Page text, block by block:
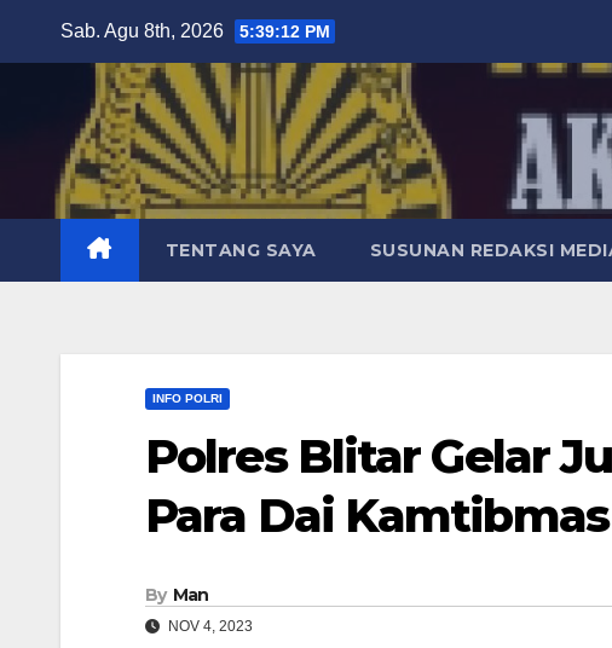
Sab. Agu 8th, 2026 5:39:14 PM
TENTANG SAYA SUSUNAN REDAKSI
INFO POLRI
Polres Blitar Gelar
Para Dai Kamtibmas
By Man
NOV 4, 2023